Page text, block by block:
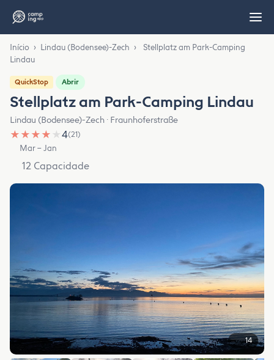
Início › Lindau (Bodensee)-Zech ›
Stellplatz am Park-Camping
Lindau
QuickStop Abrir
Stellplatz am Park-Camping Lindau
Lindau (Bodensee)-Zech · Fraunhoferstraße
★ ★ ★ ★ ★4(21)
Mar – Jan
12 Capacidade
14